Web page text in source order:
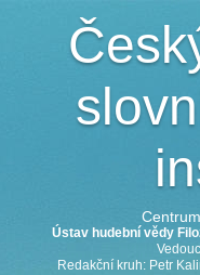
Ústav hudební vědy
Redakční kruh: Petr